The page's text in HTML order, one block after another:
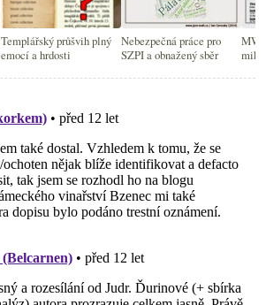
Templářský průšvih plný
emocí a hrdosti
Nebezpečná práce pro
SZPI a obnažený sběr
MW